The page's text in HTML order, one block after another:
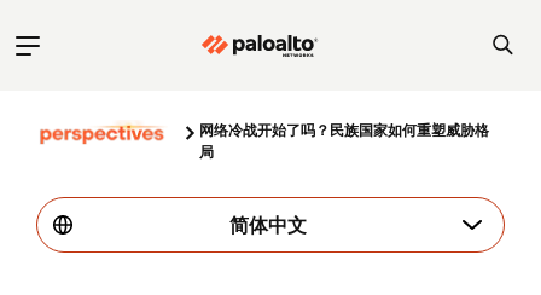
网络冷战开始了吗？民族国家如何重塑威胁格
局
简体中文